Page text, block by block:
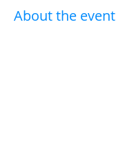
About the event